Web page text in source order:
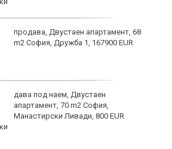
продава, Двустаен апартамент, 68
m2 София, Дружба 1, 167900 EUR
дава под наем, Двустаен
апартамент, 70 m2 София,
Манастирски Ливади, 800 EUR